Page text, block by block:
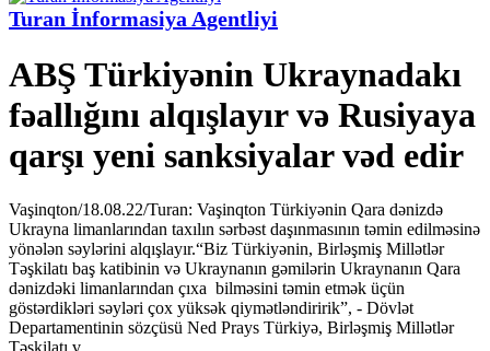
Turan İnformasiya Agentliyi
ABŞ Türkiyənin Ukraynadakı
fəallığını alqışlayır və Rusiyaya
qarşı yeni sanksiyalar vəd edir
Vaşinqton/18.08.22/Turan: Vaşinqton Türkiyənin Qara dənizdə
Ukrayna limanlarından taxılın sərbəst daşınmasının təmin edilməsinə
yönələn səylərini alqışlayır.“Biz Türkiyənin, Birləşmiş Millətlər
Təşkilatı baş katibinin və Ukraynanın gəmilərin Ukraynanın Qara
dənizdəki limanlarından çıxa bilməsini təmin etmək üçün
göstərdikləri səyləri çox yüksək qiymətləndiririk”, - Dövlət
Departamentinin sözçüsü Ned Prays Türkiyə, Birləşmiş Millətlər
Təşkilatı v...